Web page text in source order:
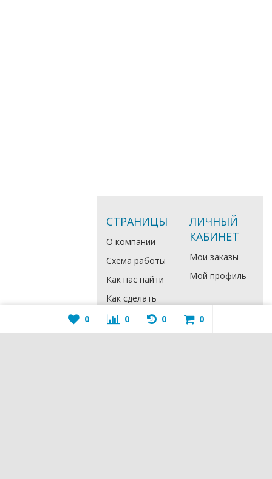
СТРАНИЦЫ
О компании
Схема работы
Как нас найти
Как сделать
Регистрация
ЛИЧНЫЙ
КАБИНЕТ
Мои заказы
Мой профиль
0 0 0 0